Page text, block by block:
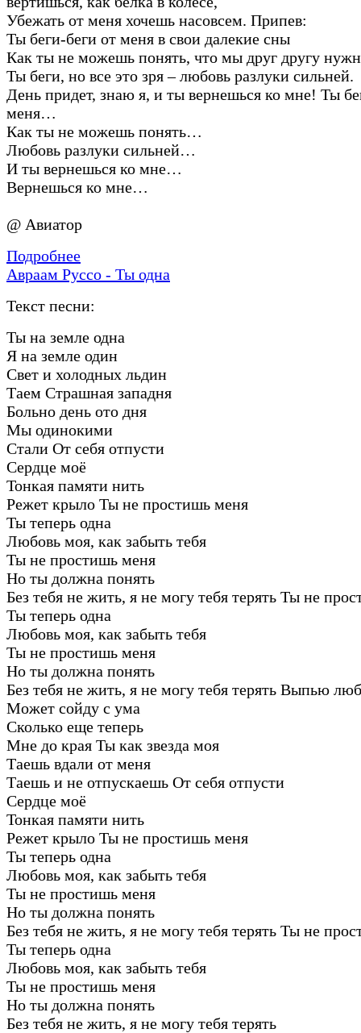
Убежать от меня хочешь насовсем. Припев:
Ты беги-беги от меня в свои далекие сны
Как ты не можешь понять, что мы друг другу
Ты беги, но все это зря – любовь разлуки сильней.
День придет, знаю я, и ты вернешься ко мне! Ты
меня…
Как ты не можешь понять…
Любовь разлуки сильней…
И ты вернешься ко мне…
Вернешься ко мне…
@ Авиатор
Подробнее
Авраам Руссо - Ты одна
Текст песни:
Ты на земле одна
Я на земле один
Свет и холодных льдин
Таем Страшная западня
Больно день ото дня
Мы одинокими
Стали От себя отпусти
Сердце моё
Тонкая памяти нить
Режет крыло Ты не простишь меня
Ты теперь одна
Любовь моя, как забыть тебя
Ты не простишь меня
Но ты должна понять
Без тебя не жить, я не могу тебя терять Ты не
Ты теперь одна
Любовь моя, как забыть тебя
Ты не простишь меня
Но ты должна понять
Без тебя не жить, я не могу тебя терять Выпью
Может сойду с ума
Сколько еще теперь
Мне до края Ты как звезда моя
Таешь вдали от меня
Таешь и не отпускаешь От себя отпусти
Сердце моё
Тонкая памяти нить
Режет крыло Ты не простишь меня
Ты теперь одна
Любовь моя, как забыть тебя
Ты не простишь меня
Но ты должна понять
Без тебя не жить, я не могу тебя терять Ты не
Ты теперь одна
Любовь моя, как забыть тебя
Ты не простишь меня
Но ты должна понять
Без тебя не жить, я не могу тебя терять